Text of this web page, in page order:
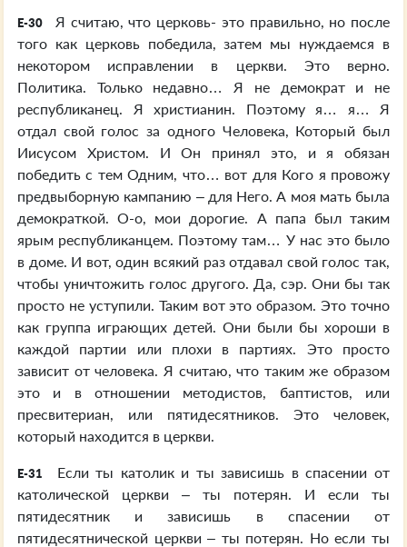
E-30
Я считаю, что церковь- это правильно, но после
того как церковь победила, затем мы нуждаемся в
некотором исправлении в церкви. Это верно.
Политика. Только недавно… Я не демократ и не
республиканец. Я христианин. Поэтому я… я… Я
отдал свой голос за одного Человека, Который был
Иисусом Христом. И Он принял это, и я обязан
победить с тем Одним, что… вот для Кого я провожу
предвыборную кампанию – для Него. А моя мать была
демократкой. О-о, мои дорогие. А папа был таким
ярым республиканцем. Поэтому там… У нас это было
в доме. И вот, один всякий раз отдавал свой голос так,
чтобы уничтожить голос другого. Да, сэр. Они бы так
просто не уступили. Таким вот это образом. Это точно
как группа играющих детей. Они были бы хороши в
каждой партии или плохи в партиях. Это просто
зависит от человека. Я считаю, что таким же образом
это и в отношении методистов, баптистов, или
пресвитериан, или пятидесятников. Это человек,
который находится в церкви.
E-31
Если ты католик и ты зависишь в спасении от
католической церкви – ты потерян. И если ты
пятидесятник и зависишь в спасении от
пятидесятнической церкви – ты потерян. Но если ты